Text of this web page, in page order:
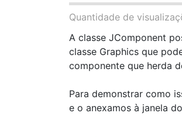
Quantidade de
A classe JComponent
classe Graphics que
componente que herda
Para demonstrar como
e o anexamos à janela